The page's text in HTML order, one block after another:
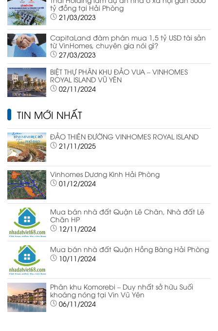
tỷ đồng tại Hải Phòng
21/03/2023
CapitaLand đàm phán mua 1,5 tỷ USD tài sản
từ VinHomes, chuyên gia nói gì?
27/03/2023
BIỆT THỰ PHÂN KHU ĐẢO VUA – VINHOMES
ROYAL ISLAND VŨ YÊN
02/11/2024
TIN MỚI NHẤT
ĐẢO THIÊN ĐƯỜNG VINHOMES ROYAL ISLAND
21/11/2025
Vinhomes Dương Kinh Hải Phòng
01/12/2024
Mua bán nhà đất Quận Lê Chân, Nhà đất Lê
Chân HP
12/11/2024
Mua bán nhà đất Quận Hồng Bàng Hải Phòng
10/11/2024
Phân khu Komorebi – Duy nhất sở hữu Suối
khoáng nóng tại Vin Vũ Yên
06/11/2024